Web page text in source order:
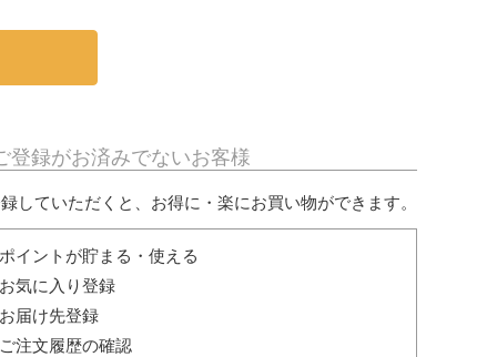
登録がお済みでないお客様
していただくと、お得に・楽にお買い物ができます。
ポイントが貯まる・使える
お気に入り登録
お届け先登録
ご注文履歴の確認